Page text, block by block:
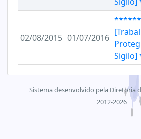
02/08/2015 01/07/2016
******
Sistema desenvolvido pela Diretoria
2012-2026